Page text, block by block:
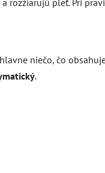
rozžiarujú pleť. Pri
niečo, čo
.